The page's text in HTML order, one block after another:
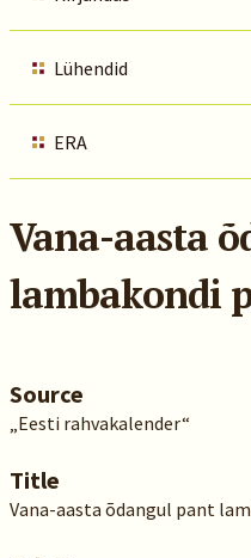
Lühendid
ERA
Vana-aasta
lambakondi
Source
„Eesti rahvakalender“
Title
Vana-aasta õdangul pant